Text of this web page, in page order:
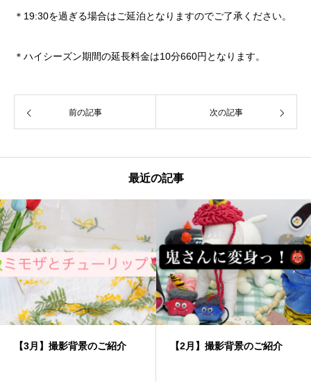
＊ 19:30を過ぎる場合はご延泊となりますのでご了承ください。
＊ハイシーズン期間の延長料金は10分660円となります。
前の記事 次の記事
最近の記事
【3月】撮影背景のご紹介 【2月】撮影背景のご紹介